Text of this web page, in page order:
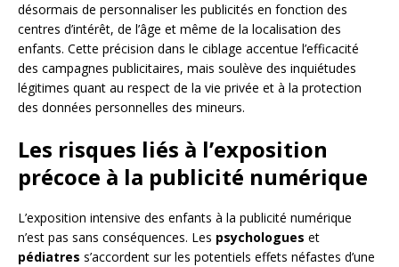
désormais de personnaliser les publicités en fonction des
centres d’intérêt, de l’âge et même de la localisation des
enfants. Cette précision dans le ciblage accentue l’efficacité
des campagnes publicitaires, mais soulève des inquiétudes
légitimes quant au respect de la vie privée et à la protection
des données personnelles des mineurs.
Les risques liés à l’exposition
précoce à la publicité numérique
L’exposition intensive des enfants à la publicité numérique
n’est pas sans conséquences. Les psychologues et
pédiatres s’accordent sur les potentiels effets néfastes d’une